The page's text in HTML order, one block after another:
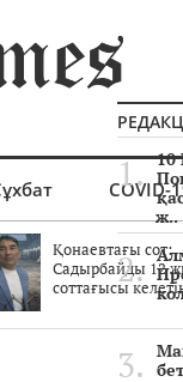
COVID-
Қонаевтағы сот:
Садырбайды 12
соттағысы
10
ж..